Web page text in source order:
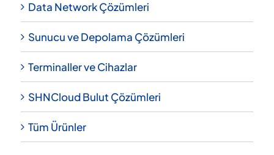
Data Network Çözümleri
Sunucu ve Depolama Çözümleri
Terminaller ve Cihazlar
SHNCloud Bulut Çözümleri
Tüm Ürünler